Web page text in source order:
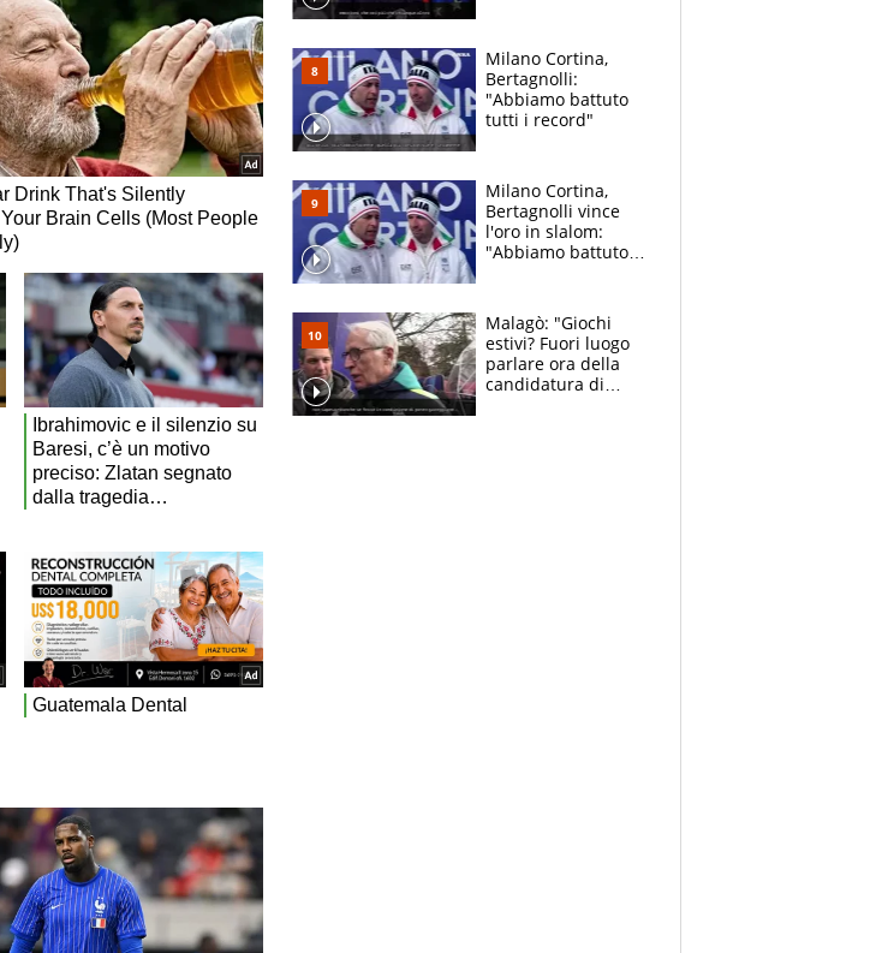
Milano Cortina,
Bertagnolli:
"Abbiamo battuto
tutti i record"
Milano Cortina,
Bertagnolli vince
l'oro in slalom:
"Abbiamo battuto
Malagò: "Giochi
estivi? Fuori luogo
parlare ora della
candidatura di